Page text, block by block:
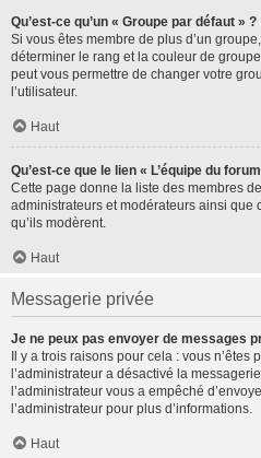
Qu’est-ce qu’un « Groupe par défaut » ?
Si vous êtes membre de plus d’un
déterminer le rang et la couleur de
peut vous permettre de changer votre
l’utilisateur.
Haut
Qu’est-ce que le lien « L’équipe du
Cette page donne la liste des membres
administrateurs et modérateurs ainsi que
qu’ils modèrent.
Haut
Messagerie privée
Je ne peux pas envoyer de messages
Il y a trois raisons pour cela : vous
l’administrateur a désactivé la
l’administrateur vous a empêché
l’administrateur pour plus d’informations.
Haut